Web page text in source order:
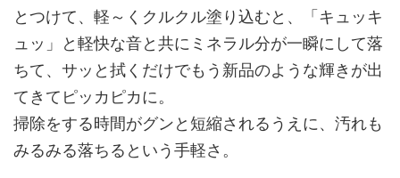
とつけて、軽～くクルクル塗り込むと、「キュッキ
ュッ」と軽快な音と共にミネラル分が一瞬にして落
ちて、サッと拭くだけでもう新品のような輝きが出
てきてピッカピカに。
掃除をする時間がグンと短縮されるうえに、汚れも
みるみる落ちるという手軽さ。